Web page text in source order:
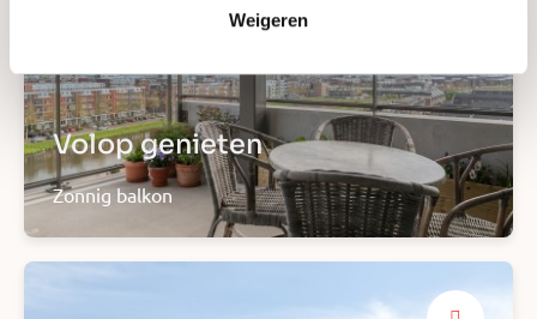
Weigeren
Volop genieten
Zonnig balkon